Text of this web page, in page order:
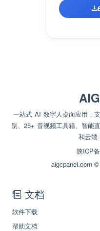
一站式 AI 数字人桌面应用，
别、25+ 音视频工具箱、智能
和云端
陕ICP
aigcpanel.com
文档
软件下载
帮助文档